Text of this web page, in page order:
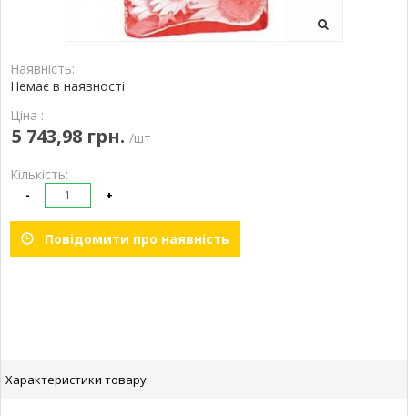
Наявність:
Немає в наявності
Ціна :
5 743,98 грн. /шт
Кількість:
- +
Повідомити про наявність
Характеристики товару: